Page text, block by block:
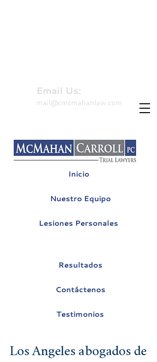
Email Us:
mail@cmcmahanlaw.com
Inicio
Nuestro Equipo
Lesiones Personales
Resultados
Contáctenos
Testimonios
Los Angeles abogados de